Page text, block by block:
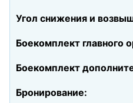
Угол снижения и
Боекомплект главного
Боекомплект
Бронирование: